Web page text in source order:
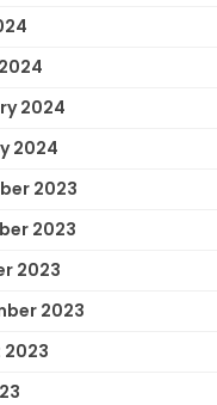
2024
2024
2023
2023
2023
2023